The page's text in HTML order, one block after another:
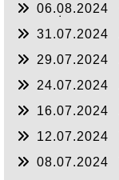
06.08.2024
31.07.2024
29.07.2024
24.07.2024
16.07.2024
12.07.2024
08.07.2024